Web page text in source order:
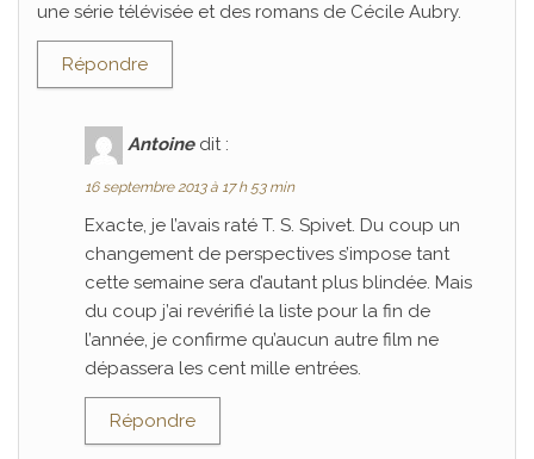
une série télévisée et des romans de Cécile Aubry.
Répondre
Antoine dit :
16 septembre 2013 à 17 h 53 min
Exacte, je l’avais raté T. S. Spivet. Du coup un
changement de perspectives s’impose tant
cette semaine sera d’autant plus blindée. Mais
du coup j’ai revérifié la liste pour la fin de
l’année, je confirme qu’aucun autre film ne
dépassera les cent mille entrées.
Répondre